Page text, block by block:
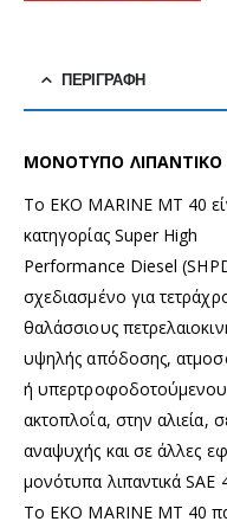
ΠΕΡΙΓΡΑΦΉ
ΜΟΝΟΤΥΠΟ ΛΙΠΑΝΤΙΚΟ
Το EKO MARINE MT 40
κατηγορίας Super High
Performance Diesel
σχεδιασμένο για
θαλάσσιους
υψηλής απόδοσης,
ή
ακτοπλοΐα, στην αλιεία,
αναψυχής και σε άλλες
μονότυπα λιπαντικά SAE
Το EKO MARINE MT 40